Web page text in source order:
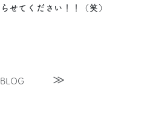
せてください！！（笑）
BLOG